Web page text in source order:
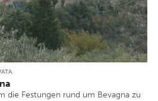
die Festungen rund um Bevagna zu